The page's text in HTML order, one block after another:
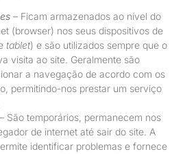
– Ficam armazenados ao nível do
(browser) nos seus dispositivos de
tablet) e são utilizados sempre que o
visita ao site. Geralmente são
a navegação de acordo com os
permitindo-nos prestar um serviço
– São temporários, permanecem nos
de internet até sair do site. A
identificar problemas e fornece